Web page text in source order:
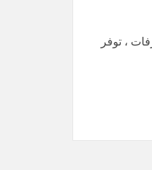
، توفر